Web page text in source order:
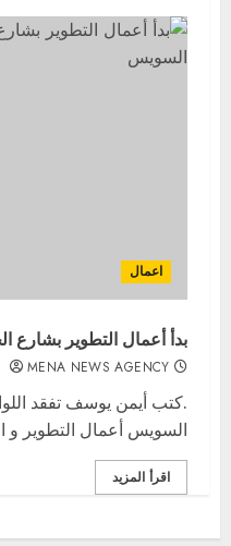
اعمال
بدأ أعمال التطوير بشارع
MENA NEWS AGENCY
.كتب أيمن يوسف تفقد
السويس أعمال التطوير
اقرأ المزيد